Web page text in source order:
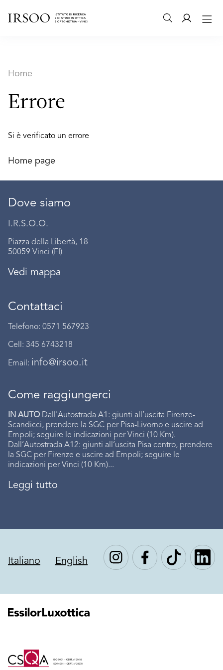
Home
Errore
Si è verificato un errore
Home page
Dove siamo
I.R.S.O.O.
Piazza della Libertà, 18
50059 Vinci (FI)
Vedi mappa
Contattaci
Telefono: 0571 567923
Cell: 345 6743218
Email: info@irsoo.it
Come raggiungerci
IN AUTODall'Autostrada A1: giunti all’uscita Firenze-
Scandicci, prendere la SGC per Pisa-Livorno e uscire ad
Empoli; seguire le indicazioni per Vinci (10 Km).
Dall’Autostrada A12: giunti all’uscita Pisa centro, prendere
la SGC per Firenze e uscire ad Empoli; seguire le
indicazioni per Vinci (10 Km)...
Leggi tutto
Italiano English